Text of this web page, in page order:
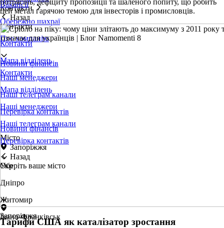
Контакти
Назад
Контакти
Контакти
Мапа відділень
Наші менеджери
Наші телеграм канали
Перевірка контактів
Новини фінансів
Місто
Запоріжжя
Назад
Оберіть ваше місто
Дніпро
Житомир
Івано-Франківськ
Вакансії
Обережно шахраї
Про компанію
Новини фінансів
Контакти
Мапа відділень
Наші менеджери
Наші телеграм канали
Перевірка контактів
Укр
Запоріжжя
цей метал гарячою темою для інвесторів і промисловців.
Тарифи США як каталізатор зростання